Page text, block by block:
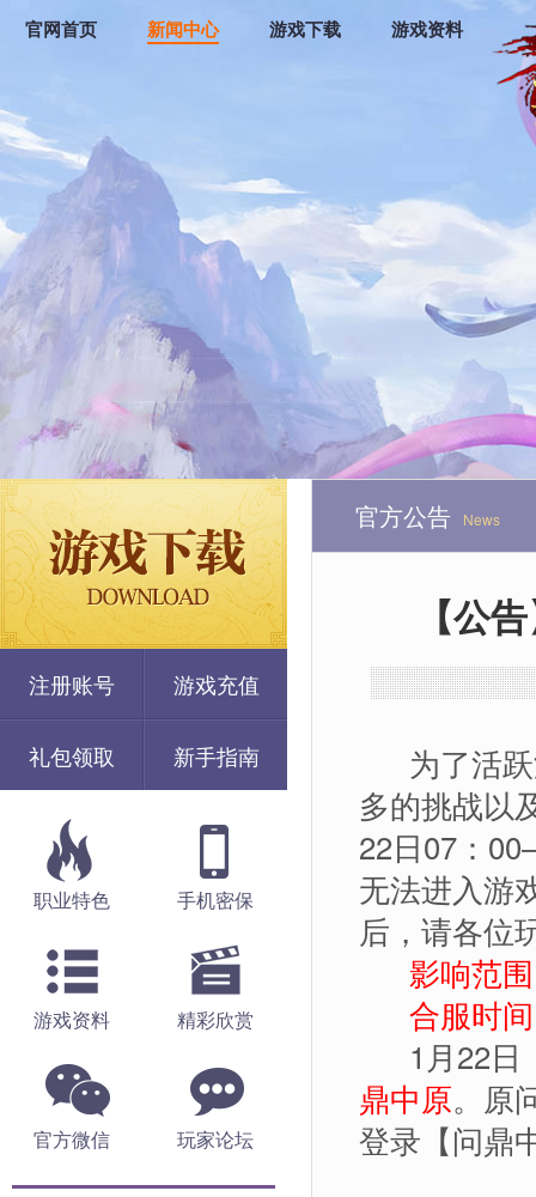
官网首页 新闻中心 游戏下载 游戏资料
注册账号 游戏充值
礼包领取 新手指南
职业特色 手机密保
游戏资料 精彩欣赏
官方微信 玩家论坛
官方公告 News
【公
为了活跃
多的挑战以
22日07：
无法进入游
后，请各位
影响范围
合服时间
1月22日
鼎中原。原
登录【问鼎